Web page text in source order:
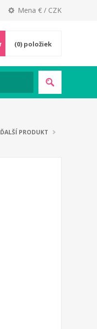
Mena € / CZK
(0) položiek
ĎALŠÍ PRODUKT